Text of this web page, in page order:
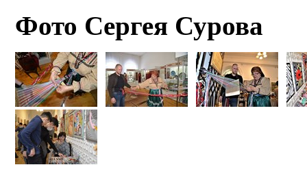
Фото Сергея Сурова